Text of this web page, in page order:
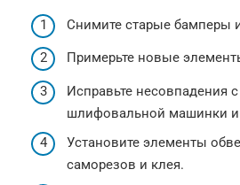
Снимите старые бамперы
Примерьте новые
Исправьте несовпадения
шлифовальной машинки
Установите элементы
саморезов и клея.